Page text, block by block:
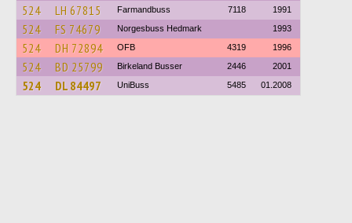
524 LH 67815 Farmandbuss 7118 1991
524 FS 74679 Norgesbuss Hedmark 1993
524 DH 72894 OFB 4319 1996
524 BD 25799 Birkeland Busser 2446 2001
524 DL 84497 UniBuss 5485 01.2008